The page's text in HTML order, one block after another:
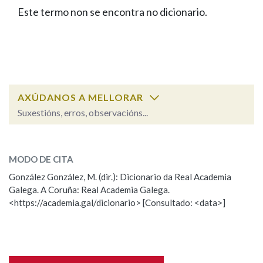
FIGURAS HOMENAXEADAS
PORTAL DAS PALABRAS
Facebook
TwitterYoutubeInstagram
Bluesky
BUSCAR NOS LEMAS
Remata por
BUSCAR NO CONTIDO
Nas definicións
Este termo non se encontra no dicionario.
AXÚDANOS A MELLORAR
Suxestións, erros, observacións...
Observación
Nome
MODO DE CITA
González González, M. (dir.): Dicionario da Real Academia
Galega. A Coruña: Real Academia Galega.
<https://academia.gal/dicionario> [Consultado: <data>]